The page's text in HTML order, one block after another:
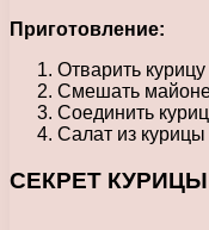
Приготовление:
Отварить
Смешать
Соединить
Салат из
СЕКРЕТ КУРИЦЫ